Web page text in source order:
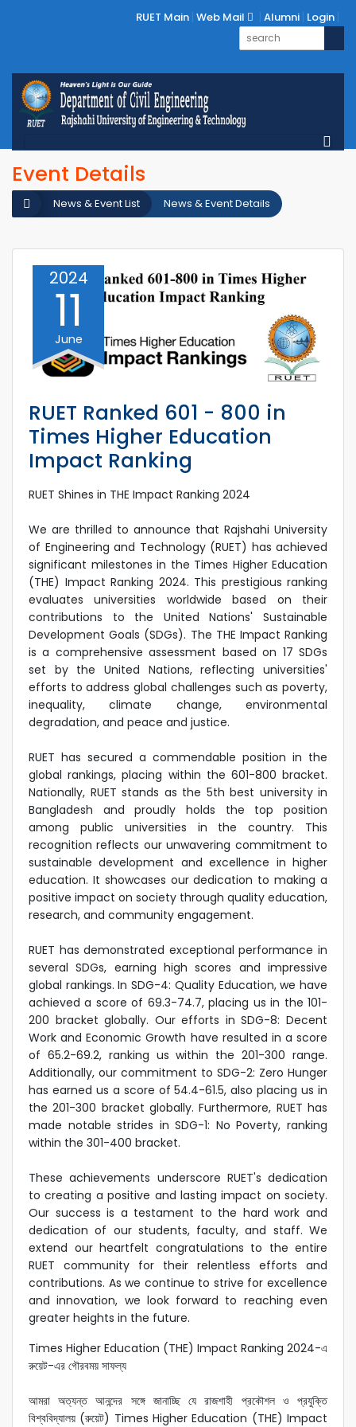
RUET Main Web Mail Alumni Login
Event Details
News & Event Details
News & Event List
2024
11
June
RUET Ranked 601 - 800 in
Times Higher Education
Impact Ranking
RUET Shines in THE Impact Ranking 2024
We are thrilled to announce that Rajshahi University
of Engineering and Technology (RUET) has achieved
significant milestones in the Times Higher Education
(THE) Impact Ranking 2024. This prestigious ranking
evaluates universities worldwide based on their
contributions to the United Nations' Sustainable
Development Goals (SDGs). The THE Impact Ranking
is a comprehensive assessment based on 17 SDGs
set by the United Nations, reflecting universities'
efforts to address global challenges such as poverty,
inequality, climate change, environmental
degradation, and peace and justice.
RUET has secured a commendable position in the
global rankings, placing within the 601-800 bracket.
Nationally, RUET stands as the 5th best university in
Bangladesh and proudly holds the top position
among public universities in the country. This
recognition reflects our unwavering commitment to
sustainable development and excellence in higher
education. It showcases our dedication to making a
positive impact on society through quality education,
research, and community engagement.
RUET has demonstrated exceptional performance in
several SDGs, earning high scores and impressive
global rankings. In SDG-4: Quality Education, we have
achieved a score of 69.3-74.7, placing us in the 101-
200 bracket globally. Our efforts in SDG-8: Decent
Work and Economic Growth have resulted in a score
of 65.2-69.2, ranking us within the 201-300 range.
Additionally, our commitment to SDG-2: Zero Hunger
has earned us a score of 54.4-61.5, also placing us in
the 201-300 bracket globally. Furthermore, RUET has
made notable strides in SDG-1: No Poverty, ranking
within the 301-400 bracket.
These achievements underscore RUET's dedication
to creating a positive and lasting impact on society.
Our success is a testament to the hard work and
dedication of our students, faculty, and staff. We
extend our heartfelt congratulations to the entire
RUET community for their relentless efforts and
contributions. As we continue to strive for excellence
and innovation, we look forward to reaching even
greater heights in the future.
Times Higher Education (THE) Impact Ranking 2024-এ
রুয়েট-এর গৌরবময় সাফল্য
আমরা অত্যন্ত আনন্দের সঙ্গে জানাচ্ছি যে রাজশাহী প্রকৌশল ও প্রযুক্তি
বিশ্ববিদ্যালয় (রুয়েট) Times Higher Education (THE) Impact